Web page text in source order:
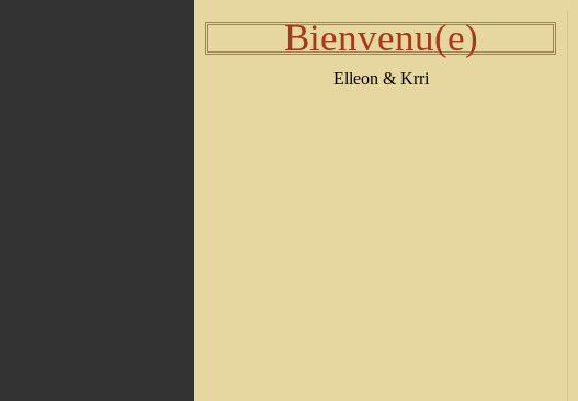
Bienvenu(e)
Elleon & Krri